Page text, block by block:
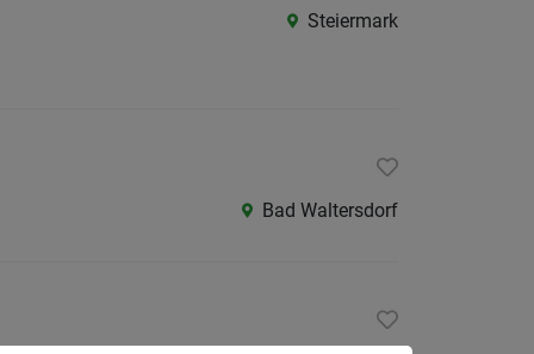
Steiermark
Bad Waltersdorf